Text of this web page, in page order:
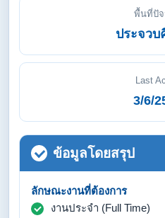
พื้นที่ปั
ประจว
Last
3/6/
ข้อมูลโดยสรุป
ลักษณะงานที่ต้องการ
งานประจำ (Full Time)